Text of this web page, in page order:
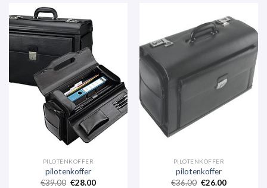
PILOTENKOFFER
pilotenkoffer
€39.00 €28.00
PILOTENKOFFER
pilotenkoffer
€36.00 €26.00